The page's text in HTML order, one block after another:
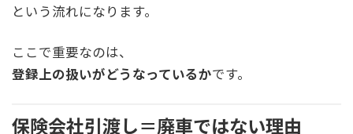
という流れになります。
ここで重要なのは、
登録上の扱いがどうなっているかです。
保険会社引渡し＝廃車ではない理由